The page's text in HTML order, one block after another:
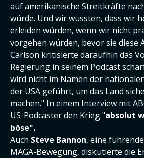
auf amerikanische Streitkräfte
würde. Und wir wussten, dass wir
erleiden würden, wenn wir nicht
vorgehen würden, bevor sie diese
Carlson kritisierte daraufhin das
Regierung in seinem Podcast
wird nicht im Namen der
der USA geführt, um das Land
machen." In einem Interview mit
US-Podcaster den Krieg "absolut
böse".
Auch Steve Bannon, eine
MAGA-Bewegung, diskutierte die